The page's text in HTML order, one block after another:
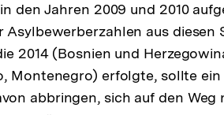
den Jahren 2009 und 2010
Asylbewerberzahlen aus diesen
2014 (Bosnien und
Montenegro) erfolgte, sollte
abbringen, sich auf den